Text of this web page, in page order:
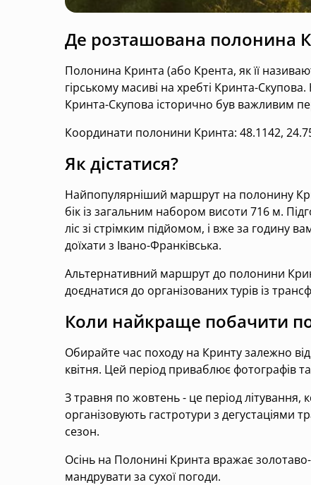
Де розташована полонина
Полонина Кринта (або Крента, як її
гірському масиві на хребті Кринта-
Кринта-Скупова історично був важливим
Координати полонини Кринта: 48.1142,
Як дістатися?
Найпопулярніший маршрут на полонину
бік із загальним набором висоти 716 м.
ліс зі стрімким підйомом, і вже за годину
доїхати з Івано-Франківська.
Альтернативний маршрут до полонини
доєднатися до організованих турів із
Коли найкраще побачити
Обирайте час походу на Кринту залежно
квітня. Цей період приваблює фотографів та
З травня по жовтень - це період
організовують гастротури з дегустаціями
сезон.
Осінь на Полонині Кринта вражає
мандрувати за сухої погоди.